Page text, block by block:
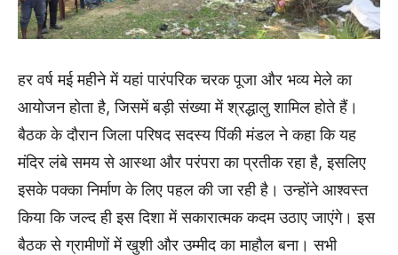
हर वर्ष मई महीने में यहां पारंपरिक चरक पूजा और भव्य मेले का
आयोजन होता है, जिसमें बड़ी संख्या में श्रद्धालु शामिल होते हैं।
बैठक के दौरान जिला परिषद सदस्य पिंकी मंडल ने कहा कि यह
मंदिर लंबे समय से आस्था और परंपरा का प्रतीक रहा है, इसलिए
इसके पक्का निर्माण के लिए पहल की जा रही है। उन्होंने आश्वस्त
किया कि जल्द ही इस दिशा में सकारात्मक कदम उठाए जाएंगे। इस
बैठक से ग्रामीणों में खुशी और उम्मीद का माहौल बना। सभी